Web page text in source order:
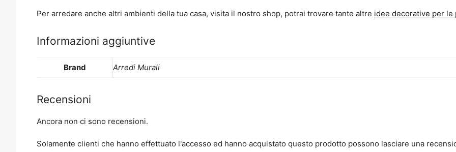
Per arredare anche altri ambienti della tua casa, visita il nostro shop, potrai trovare tante altre idee decorative per le
Informazioni aggiuntive
Brand Arredi Murali
Recensioni
Ancora non ci sono recensioni.
Solamente clienti che hanno effettuato l'accesso ed hanno acquistato questo prodotto possono lasciare una